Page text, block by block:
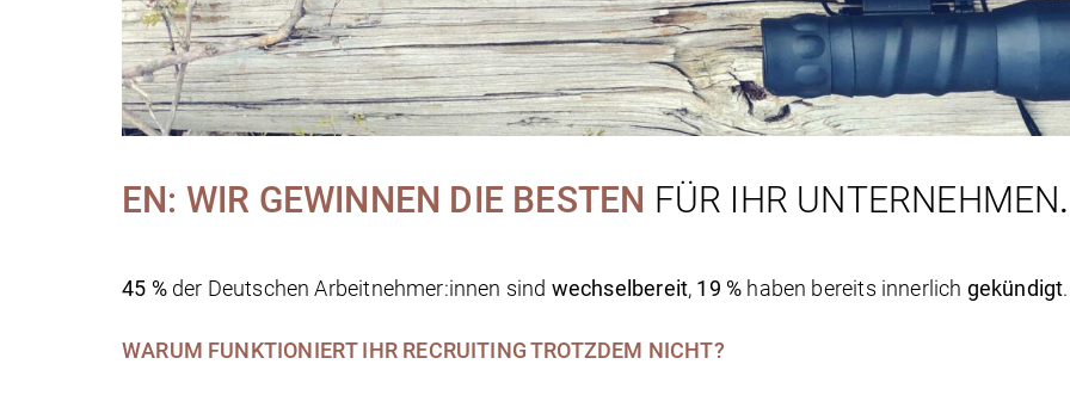
EN: WIR GEWINNEN DIE BESTEN FÜR IHR UNTERNEHMEN.
45 %der Deutschen Arbeitnehmer:innen sind wechselbereit, 19 % haben bereits innerlich gekündigt
WARUM FUNKTIONIERT IHR RECRUITING TROTZDEM NICHT?